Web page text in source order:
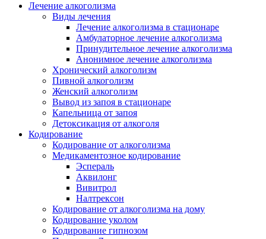
Лечение алкоголизма
Виды лечения
Лечение алкоголизма в стационаре
Амбулаторное лечение алкоголизма
Принудительное лечение алкоголизма
Анонимное лечение алкоголизма
Хронический алкоголизм
Пивной алкоголизм
Женский алкоголизм
Вывод из запоя в стационаре
Капельница от запоя
Детоксикация от алкоголя
Кодирование
Кодирование от алкоголизма
Медикаментозное кодирование
Эспераль
Аквилонг
Вивитрол
Налтрексон
Кодирование от алкоголизма на дому
Кодирование уколом
Кодирование гипнозом